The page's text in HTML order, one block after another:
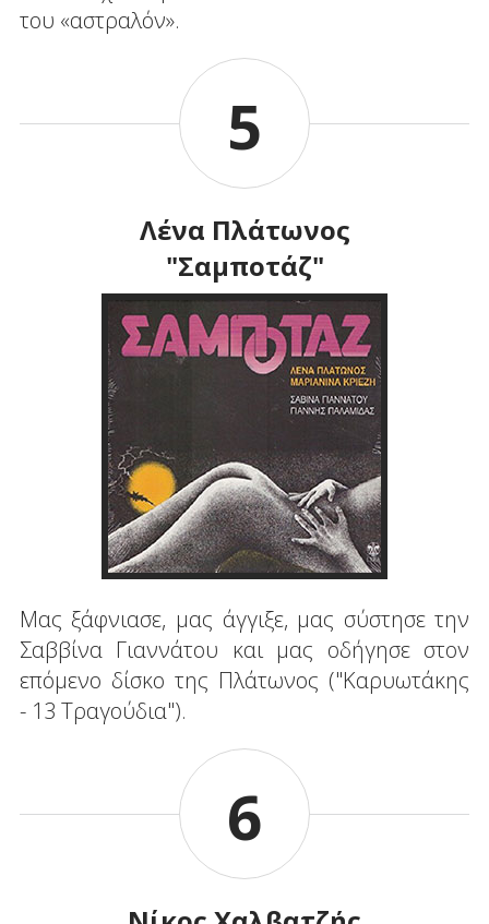
του «αστραλόν».
5
Λένα Πλάτωνος
"Σαμποτάζ"
Μας ξάφνιασε, μας άγγιξε, μας σύστησε την
Σαββίνα Γιαννάτου και μας οδήγησε στον
επόμενο δίσκο της Πλάτωνος ("Καρυωτάκης
- 13 Τραγούδια").
6